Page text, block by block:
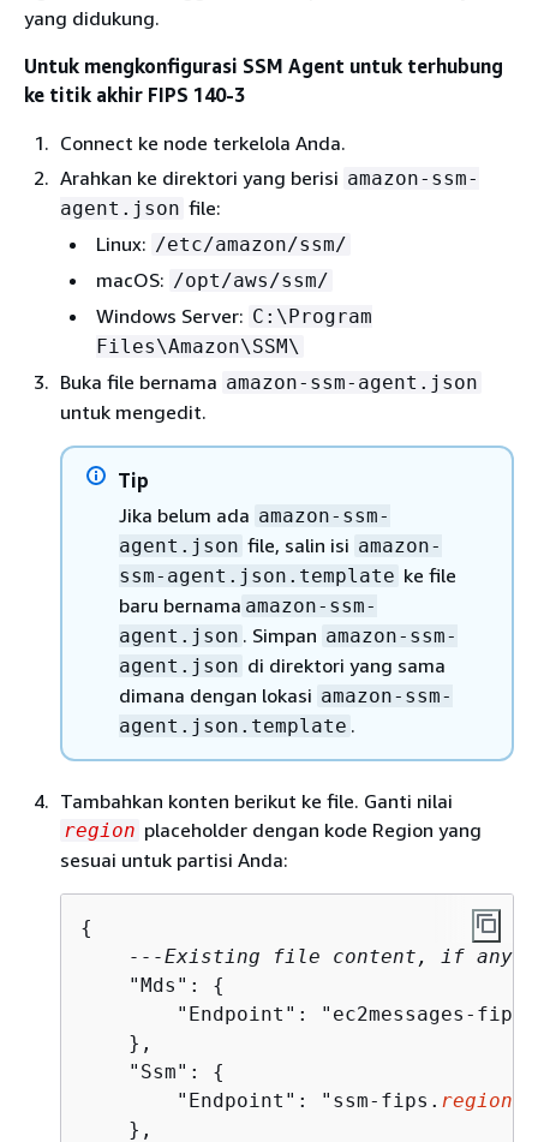
yang didukung.
Untuk mengkonfigurasi SSM Agent untuk terhubung
ke titik akhir FIPS 140-3
Connect ke node terkelola Anda.
Arahkan ke direktori yang berisi amazon-ssm-
agent.json file:
Linux: /etc/amazon/ssm/
macOS: /opt/aws/ssm/
Windows Server: C:\Program
Files\Amazon\SSM\
Buka file bernama amazon-ssm-agent.json
untuk mengedit.
Tip
Jika belum ada amazon-ssm-
agent.json file, salin isi amazon-
ssm-agent.json.template ke file
baru bernama amazon-ssm-
agent.json . Simpan amazon-ssm-
agent.json di direktori yang sama
dimana dengan lokasi amazon-ssm-
agent.json.template .
Tambahkan konten berikut ke file. Ganti nilai
region placeholder dengan kode Region yang
sesuai untuk partisi Anda:
{
---Existing file content, if
    "Mds":
{
        "Endpoint": "ec2messages-fips.
    },
    "Ssm":
{
        "Endpoint": "ssm-fips.
region
    },